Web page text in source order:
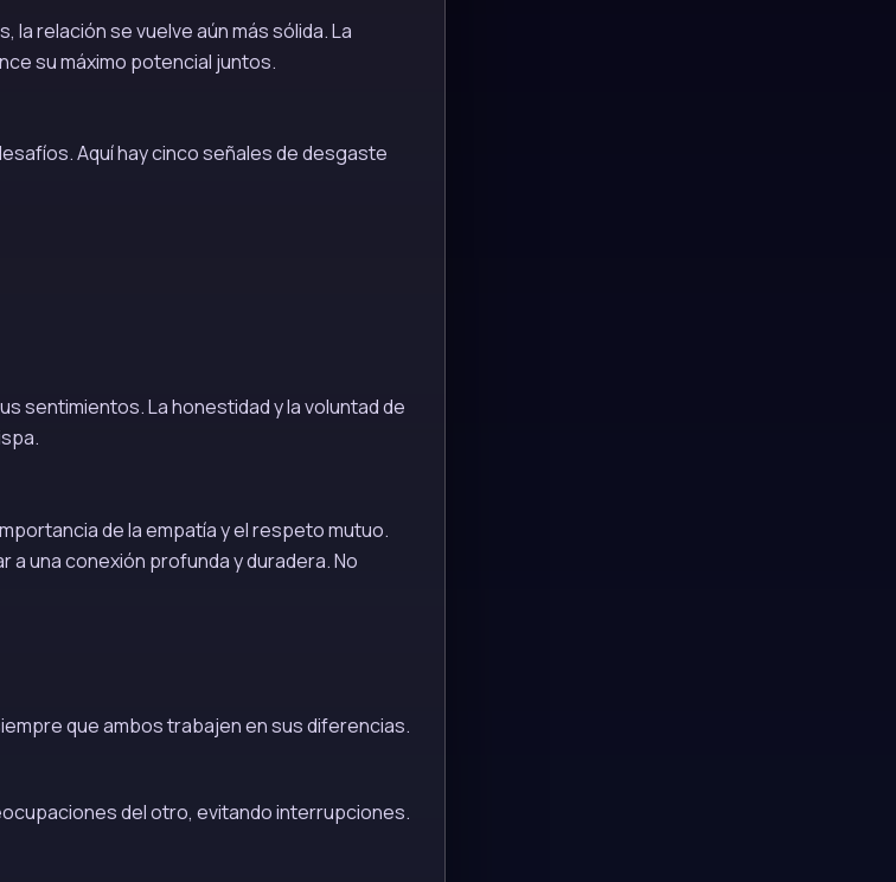
relación se vuelve aún más sólida. La
su máximo potencial juntos.
Aquí hay cinco señales de desgaste
sentimientos. La honestidad y la voluntad de
de la empatía y el respeto mutuo.
una conexión profunda y duradera. No
que ambos trabajen en sus diferencias.
del otro, evitando interrupciones.